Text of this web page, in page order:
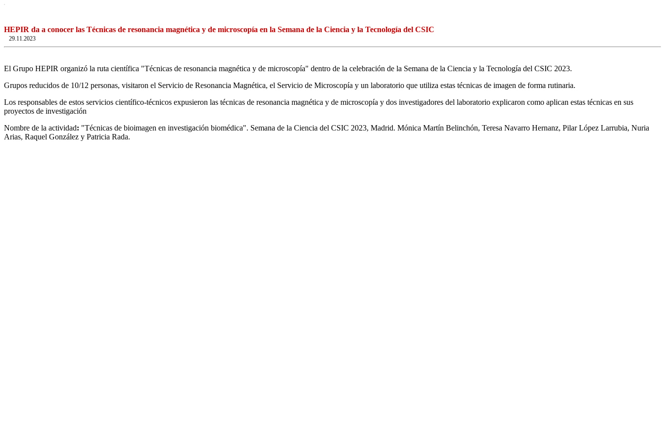
HEPIR da a conocer las Técnicas de resonancia magnética y de microscopía en la Semana de la Ciencia y la Tecnología del CSIC
29.11.2023
El Grupo HEPIR organizó la ruta científica "Técnicas de resonancia magnética y de microscopía" dentro de la celebración de la Semana de la Ciencia y la Tecnología del CSIC 2023.
Grupos reducidos de 10/12 personas, visitaron el Servicio de Resonancia Magnética, el Servicio de Microscopía y un laboratorio que utiliza estas técnicas de imagen de forma rutinaria.
Los responsables de estos servicios científico-técnicos expusieron las técnicas de resonancia magnética y de microscopía y dos investigadores del laboratorio explicaron como aplican estas técnicas en sus
proyectos de investigación
Nombre de la actividad: "Técnicas de bioimagen en investigación biomédica". Semana de la Ciencia del CSIC 2023, Madrid. Mónica Martín Belinchón, Teresa Navarro Hernanz, Pilar López Larrubia, Nuria
Arias, Raquel González y Patricia Rada.